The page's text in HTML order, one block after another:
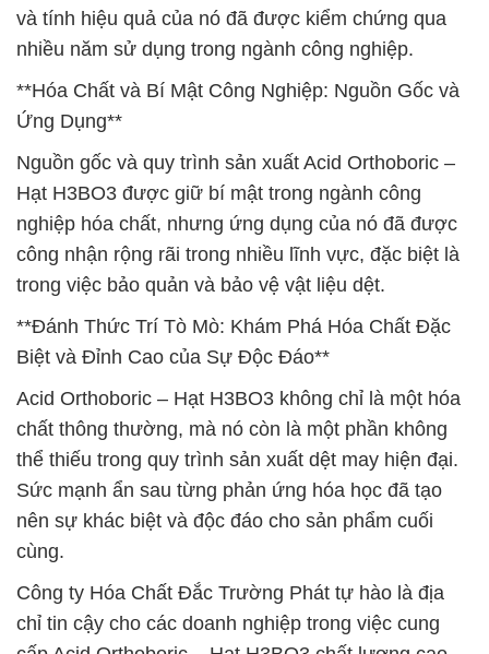
và tính hiệu quả của nó đã được kiểm chứng qua
nhiều năm sử dụng trong ngành công nghiệp.
**Hóa Chất và Bí Mật Công Nghiệp: Nguồn Gốc và
Ứng Dụng**
Nguồn gốc và quy trình sản xuất Acid Orthoboric –
Hạt H3BO3 được giữ bí mật trong ngành công
nghiệp hóa chất, nhưng ứng dụng của nó đã được
công nhận rộng rãi trong nhiều lĩnh vực, đặc biệt là
trong việc bảo quản và bảo vệ vật liệu dệt.
**Đánh Thức Trí Tò Mò: Khám Phá Hóa Chất Đặc
Biệt và Đỉnh Cao của Sự Độc Đáo**
Acid Orthoboric – Hạt H3BO3 không chỉ là một hóa
chất thông thường, mà nó còn là một phần không
thể thiếu trong quy trình sản xuất dệt may hiện đại.
Sức mạnh ẩn sau từng phản ứng hóa học đã tạo
nên sự khác biệt và độc đáo cho sản phẩm cuối
cùng.
Công ty Hóa Chất Đắc Trường Phát tự hào là địa
chỉ tin cậy cho các doanh nghiệp trong việc cung